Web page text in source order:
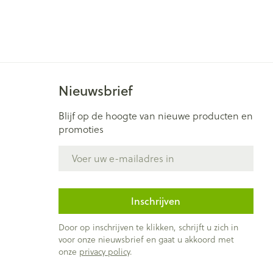
Nieuwsbrief
Blijf op de hoogte van nieuwe producten en
promoties
Inschrijven
Door op inschrijven te klikken, schrijft u zich in
voor onze nieuwsbrief en gaat u akkoord met
onze privacy policy.